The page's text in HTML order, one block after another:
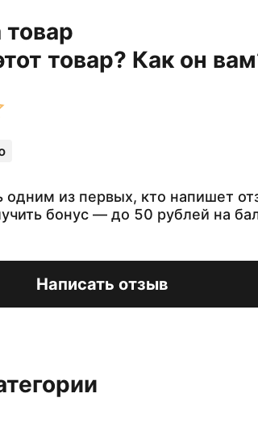
товар? Как он
из первых, кто напишет
бонус — до 50 рублей на
Написать отзыв